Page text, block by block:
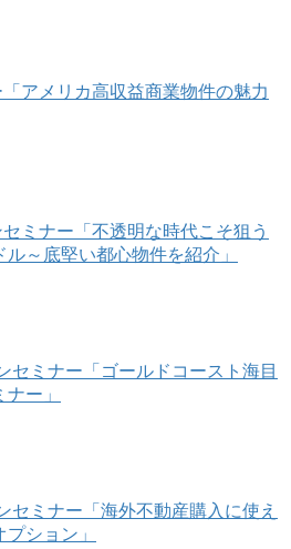
「アメリカ高収益商業物件の魅力
セミナー「不透明な時代こそ狙う
～底堅い都心物件を紹介」
セミナー「ゴールドコースト海目
ー」
セミナー「海外不動産購入に使え
ション」